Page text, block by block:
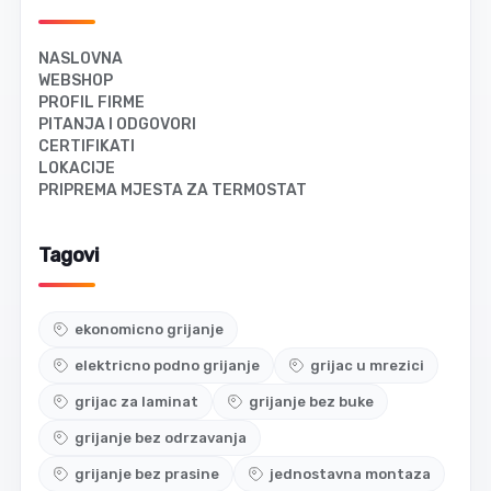
NASLOVNA
WEBSHOP
PROFIL FIRME
PITANJA I ODGOVORI
CERTIFIKATI
LOKACIJE
PRIPREMA MJESTA ZA TERMOSTAT
Tagovi
ekonomicno grijanje
elektricno podno grijanje grijac u mrezici
grijac za laminat grijanje bez buke
grijanje bez odrzavanja
grijanje bez prasine jednostavna montaza